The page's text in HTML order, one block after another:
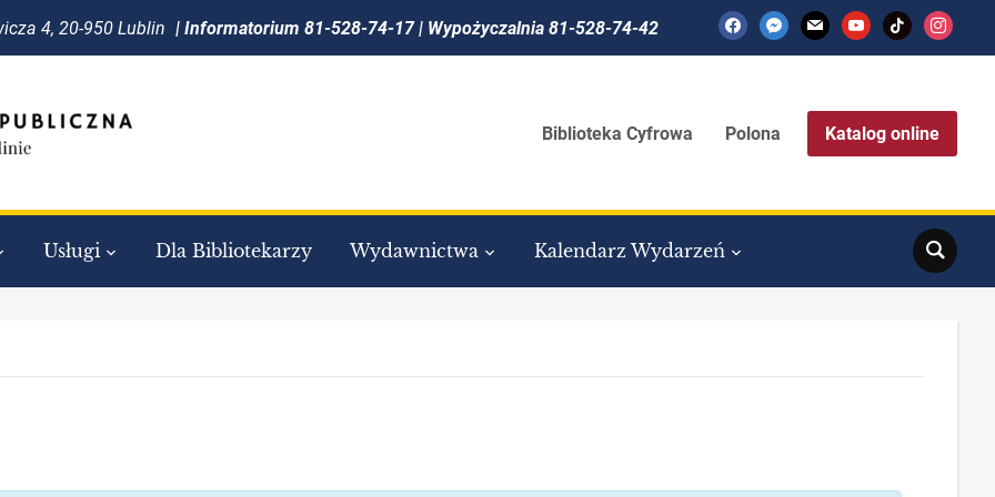
facebookmessenger
mail youtubetiktok instagram
4, 20-950 Lublin | Informatorium 81-528-74-17 | Wypożyczalnia 81-528-74-42
Biblioteka Cyfrowa Polona Katalog online
Usługi Dla Bibliotekarzy Wydawnictwa Kalendarz Wydarzeń Search